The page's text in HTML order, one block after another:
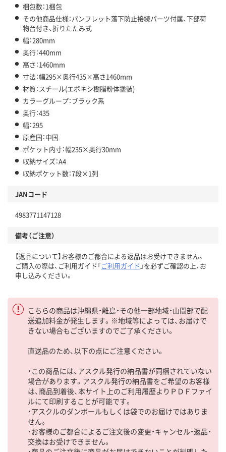
梱包数：1梱包
その他商品仕様：パンフレット落下防止接続パーツ付属、下部荷
物台付き、折りたたみ式
幅：280mm
奥行：440mm
高さ：1460mm
寸法：幅295×奥行435×高さ1460mm
材質：スチール(エポキシ樹脂粉体塗装)
カラーグループ：ブラック系
奥行：435
幅：295
原産国：中国
ポケット内寸：幅235×奥行30mm
収納サイズ：A4
収納ポケット数：7段×1列
JANコード
4983771147128
備考（ご注意）
【返品について】お客様のご都合による返品はお受けできません。
ご購入の際は、ご利用ガイド「ご利用ガイド 」を必ずご確認の上、お
申し込みください。
こちらの商品は沖縄県・離島・その他一部地域・山間部で配
送追加料金が発生します。※地域等によっては、お届けで
きない場合もございますのでご了承ください。
直送品のため、以下の点にご注意ください。
・この商品には、アスクル発行の納品書が同梱されていない
場合があります。アスクル発行の納品書をご希望のお客様
は、商品到着後、本サイト上のご利用履歴よりＰＤＦファイ
ルにて印刷することが可能です。
・アスクルのダンボールもしくは袋でのお届けではありま
せん。
・お客様のご都合によるご注文後の変更・キャンセル・返品・
交換はお受けできません。